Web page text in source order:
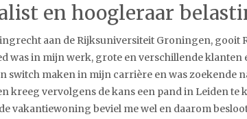
en hoogleraar
aan de Rijksuniversiteit Groningen, gooit
was in mijn werk, grote en verschillende klanten
maken in mijn carrière en was zoekende
kreeg vervolgens de kans een pand in Leiden te
vakantiewoning beviel me wel en daarom